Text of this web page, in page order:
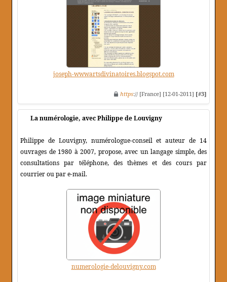
joseph-wwwartsdivinatoires.blogspot.com
https:// [France] [12-01-2011] [#3]
La numérologie, avec Philippe de Louvigny
Philippe de Louvigny, numérologue-conseil et auteur de 14
ouvrages de 1980 à 2007, propose, avec un langage simple, des
consultations par téléphone, des thèmes et des cours par
courrier ou par e-mail.
numerologie-delouvigny.com